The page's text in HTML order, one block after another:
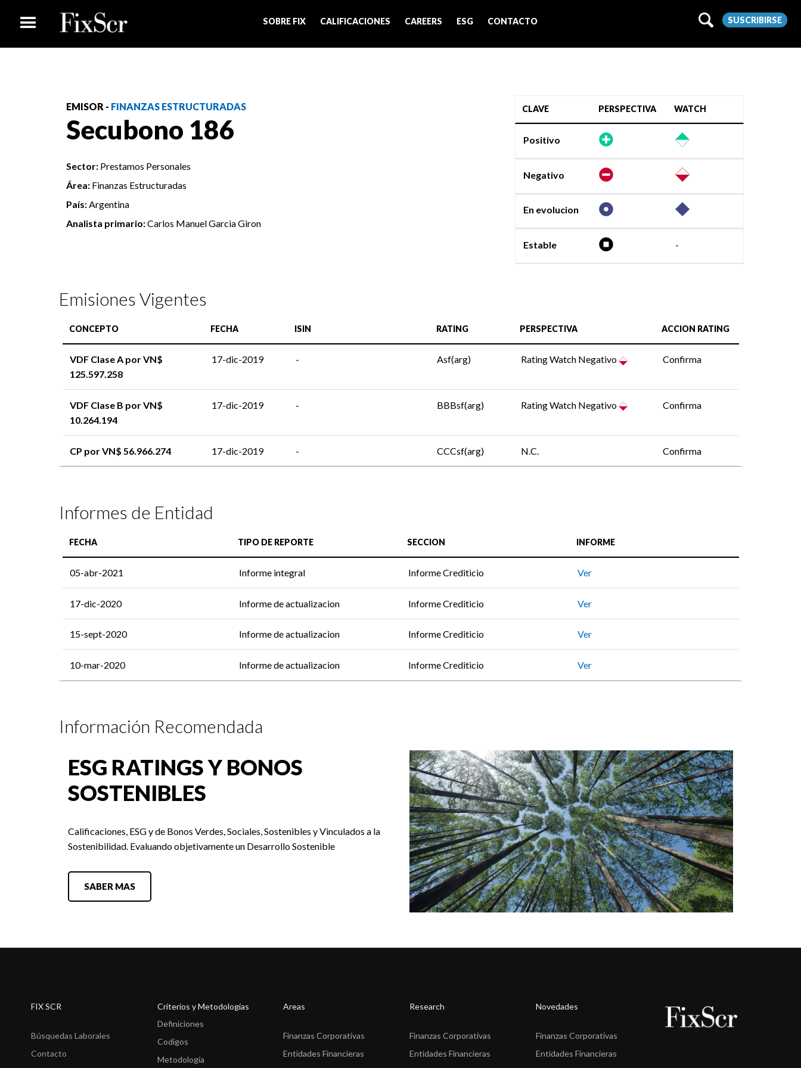
SOBRE FIX CALIFICACIONES CAREERS ESG CONTACTO SUSCRIBIRSE
EMISOR - FINANZAS ESTRUCTURADAS
Secubono 186
Sector: Prestamos Personales
Área: Finanzas Estructuradas
País:Argentina
Analista primario:Carlos Manuel Garcia Giron
CLAVE PERSPECTIVA WATCH
Positivo
Negativo
En evolucion
Estable -
Emisiones Vigentes
CONCEPTO FECHA ISIN RATING PERSPECTIVA ACCION RATING
VDF Clase A por VN$
125.597.258
17-dic-2019 - Asf(arg) Rating Watch Negativo Confirma
VDF Clase B por VN$
10.264.194
17-dic-2019 - BBBsf(arg) Rating Watch Negativo Confirma
CP por VN$ 56.966.274 17-dic-2019 - CCCsf(arg) N.C. Confirma
Informes de Entidad
FECHA TIPO DE REPORTE SECCION INFORME
05-abr-2021 Informe integral Informe Crediticio Ver
17-dic-2020 Informe de actualizacion Informe Crediticio Ver
15-sept-2020 Informe de actualizacion Informe Crediticio Ver
10-mar-2020 Informe de actualizacion Informe Crediticio Ver
Información Recomendada
ESG RATINGS Y BONOS
SOSTENIBLES
Calificaciones, ESG y de Bonos Verdes, Sociales, Sostenibles y Vinculados a la
Sostenibilidad. Evaluando objetivamente un Desarrollo Sostenible
SABER MAS
FIX SCR
Búsquedas Laborales
Contacto
Criterios y Metodologías
Definiciones
Codigos
Metodología
Areas
Finanzas Corporativas
Entidades Financieras
Research
Finanzas Corporativas
Entidades Financieras
Novedades
Finanzas Corporativas
Entidades Financieras